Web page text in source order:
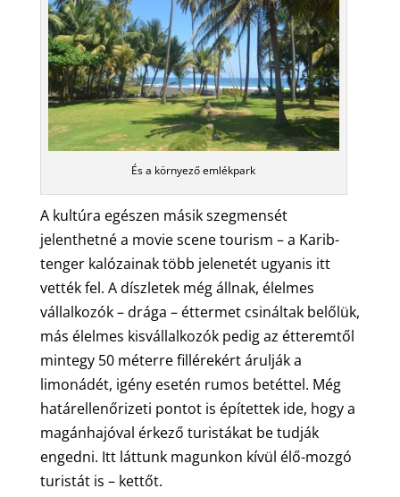
És a környező emlékpark
A kultúra egészen másik szegmensét
jelenthetné a movie scene tourism – a Karib-
tenger kalózainak több jelenetét ugyanis itt
vették fel. A díszletek még állnak, élelmes
vállalkozók – drága – éttermet csináltak belőlük,
más élelmes kisvállalkozók pedig az étteremtől
mintegy 50 méterre fillérekért árulják a
limonádét, igény esetén rumos betéttel. Még
határellenőrizeti pontot is építettek ide, hogy a
magánhajóval érkező turistákat be tudják
engedni. Itt láttunk magunkon kívül élő-mozgó
turistát is – kettőt.